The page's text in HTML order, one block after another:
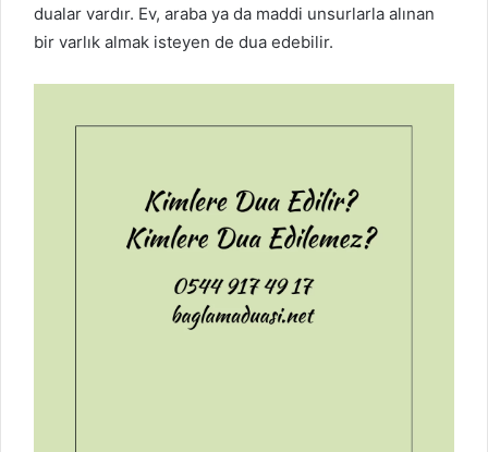
dualar vardır. Ev, araba ya da maddi unsurlarla alınan
bir varlık almak isteyen de dua edebilir.